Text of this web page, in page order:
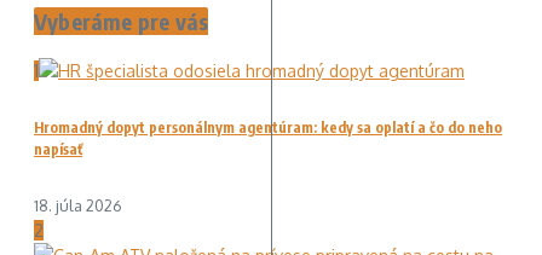
Vyberáme pre vás
1
Hromadný dopyt personálnym agentúram: kedy sa oplatí a čo do neho
napísať
18. júla 2026
2